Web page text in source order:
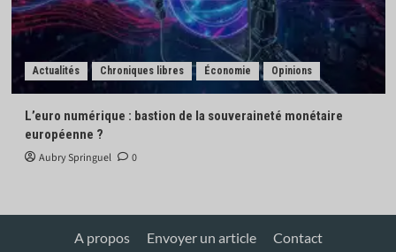
Actualités Chroniques libres Économie Opinions
L’euro numérique : bastion de la souveraineté monétaire
européenne ?
Aubry Springuel 0
A propos Envoyer un article Contact